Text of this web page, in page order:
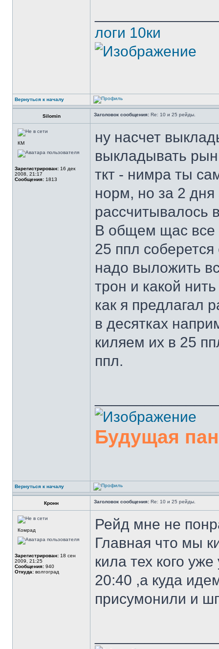
логи 10ки
Вернуться к началу
Silomin Заголовок сообщения: Re: 10 и 25 рейды.
КМ
Зарегистрирован: 16 дек
2008, 21:17
Сообщения: 1813
ну насчет
выкладывать
ткт - нимра ты
норм, но за 2
рассчитывалось
В общем щас все
25 ппл
надо выложить
трон и какой
как я предлагал
в десятках
киляем их в 25
ппл.
Будущая
Вернуться к началу
Кронн Заголовок сообщения: Re: 10 и 25 рейды.
Комрад
Зарегистрирован: 18 сен
2009, 21:25
Сообщения: 940
Откуда: волгоград
Рейд мне не
Главная что мы
кила тех кого
20:40 ,а куда
присумонили и